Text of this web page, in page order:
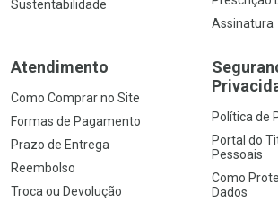
Sustentabilidade
Assinatura
Atendimento
Como Comprar no Site
Formas de Pagamento
Prazo de Entrega
Reembolso
Troca ou Devolução
Política de
Portal do
Pessoais
Como
Dados